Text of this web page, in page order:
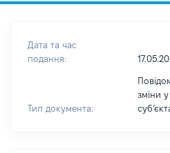
Дата та час
подання:
Тип документа:
зміни